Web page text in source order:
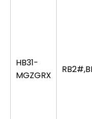
HB31-
MGZGRX